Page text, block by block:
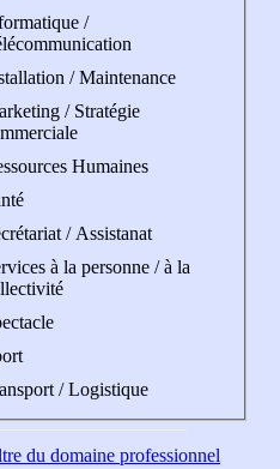
/
/ Maintenance
/ Stratégie
Humaines
/ Assistanat
à la personne / à la
/ Logistique
du domaine professionnel